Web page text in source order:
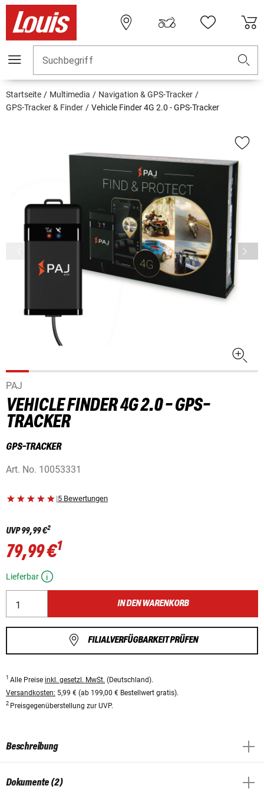
Suchbegriff
Startseite Multimedia
Navigation & GPS-Tracker
GPS-Tracker & Finder
Vehicle Finder 4G 2.0 - GPS-Tracker
PAJ
VEHICLE FINDER 4G 2.0 - GPS-
TRACKER
GPS-TRACKER
Art. No. 10053331
|5 Bewertungen
UVP99,99 €2
79,99 €1
Lieferbar
IN DEN WARENKORB
FILIALVERFÜGBARKEIT PRÜFEN
1 Alle Preise inkl. gesetzl. MwSt. (Deutschland).
Versandkosten: 5,99 € (ab 199,00 € Bestellwert gratis).
2 Preisgegenüberstellung zur UVP.
Beschreibung
Dokumente (2)